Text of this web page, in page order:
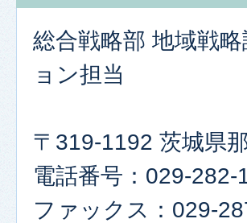
総合戦略部 地域戦
ョン担当
〒319-1192 茨城県
電話番号：029-282-
ファックス：029-